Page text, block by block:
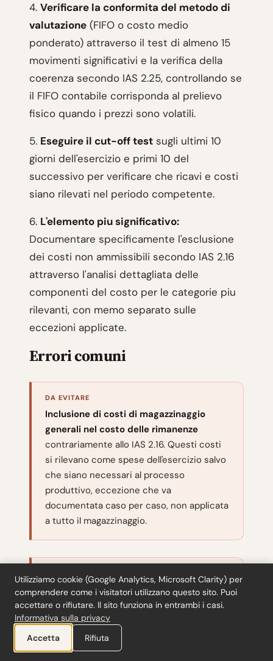
4. Verificare la conformita del metodo di
valutazione (FIFO o costo medio
ponderato) attraverso il test di almeno 15
movimenti significativi e la verifica della
coerenza secondo IAS 2.25, controllando se
il FIFO contabile corrisponda al prelievo
fisico quando i prezzi sono volatili.
5. Eseguire il cut-off test sugli ultimi 10
giorni dell'esercizio e primi 10 del
successivo per verificare che ricavi e costi
siano rilevati nel periodo competente.
6. L'elemento piu significativo:
Documentare specificamente l'esclusione
dei costi non ammissibili secondo IAS 2.16
attraverso l'analisi dettagliata delle
componenti del costo per le categorie piu
rilevanti, con memo separato sulle
eccezioni applicate.
Errori comuni
DA EVITARE
Inclusione di costi di magazzinaggio
generali nel costo delle rimanenze
contrariamente allo IAS 2.16. Questi costi
si rilevano come spese dell'esercizio salvo
che siano necessari al processo
produttivo, eccezione che va
documentata caso per caso, non applicata
a tutto il magazzinaggio.
DA EVITARE
Applicazione del test VNR voce per voce
invece che per categoriadove sarebbe
appropriato il raggruppamento secondo
IAS 2.29, che causa svalutazioni eccessive
per compensazione tra voci della stessa
Utilizziamo cookie (Google Analytics, Microsoft Clarity) per
comprendere come i visitatori utilizzano questo sito. Puoi
accettare o rifiutare. Il sito funziona in entrambi i casi.
Informativa sulla privacy
Accetta
Rifiuta